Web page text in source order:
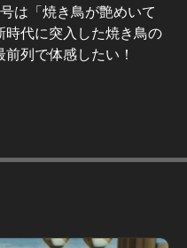
は「焼き鳥が艶めいて
時代に突入した焼き鳥の
列で体感したい！